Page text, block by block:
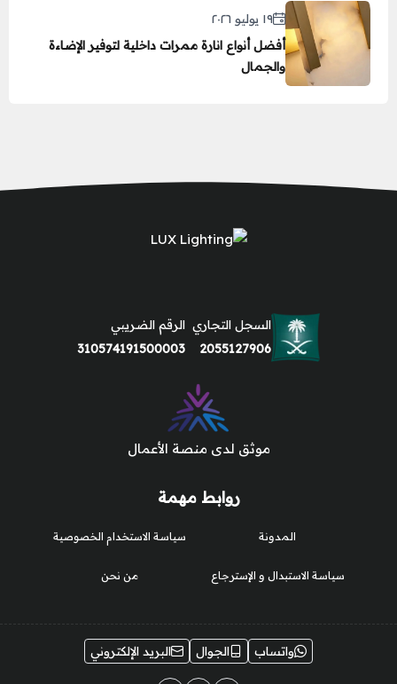
١٩ يوليو ٢٠٢٦
أفضل أنواع انارة ممرات داخلية لتوفير الإضاءة
والجمال
روابط مهمة
المدونة
سياسة الاستبدال و الإسترجاع
سياسة الاستخدام الخصوصية
من نحن
السجل التجاري
2055127906
الرقم الضريبي
310574191500003
موثق لدى منصة الأعمال
واتساب الجوال البريد الإلكتروني